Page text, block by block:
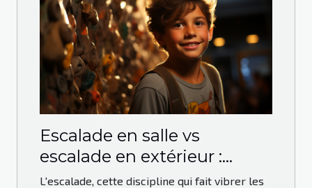
Escalade en salle vs
escalade en extérieur :
avantages et défis
L'escalade, cette discipline qui fait vibrer les